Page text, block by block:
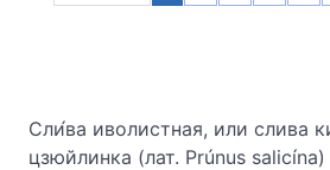
Сли́ва иволистная, или слива
цзюйлинка (лат. Prúnus